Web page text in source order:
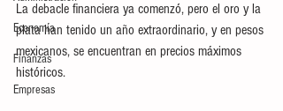
Economía
Finanzas
Empresas
La debacle financiera ya comenzó, pero el oro y la
plata han tenido un año extraordinario, y en pesos
mexicanos, se encuentran en precios máximos
históricos.